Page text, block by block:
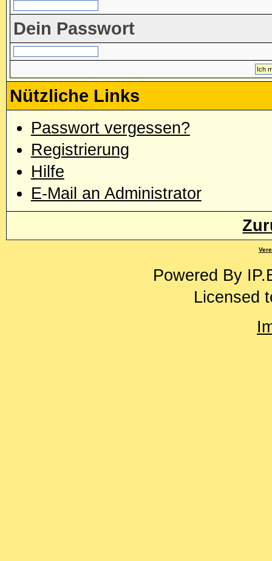
Dein Passwort
Nützliche Links
Passwort vergessen?
Registrierung
Hilfe
E-Mail an Administrator
Powered By
Licensed